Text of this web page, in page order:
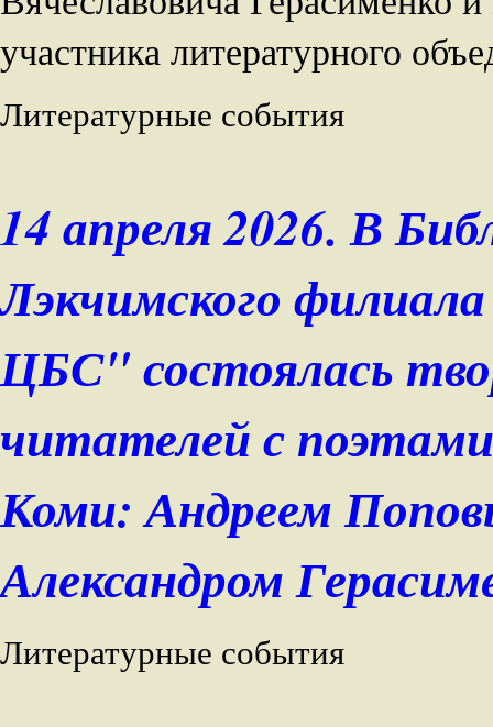
участника литературного
Литературные события
14 апреля 2026. В
Лэкчимского
ЦБС" состоялась
читателей с
Коми: Андреем
Александром
Литературные события